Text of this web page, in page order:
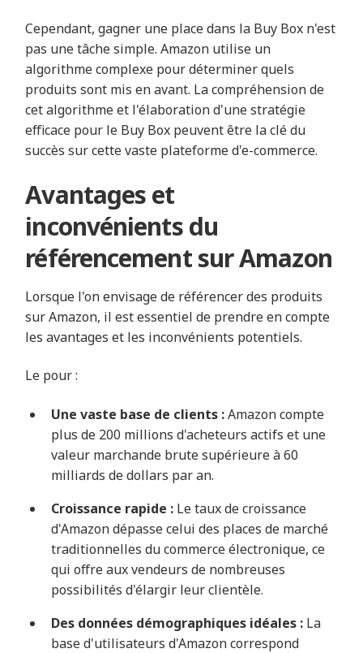
Cependant, gagner une place dans la Buy Box n'est
pas une tâche simple. Amazon utilise un
algorithme complexe pour déterminer quels
produits sont mis en avant. La compréhension de
cet algorithme et l'élaboration d'une stratégie
efficace pour le Buy Box peuvent être la clé du
succès sur cette vaste plateforme d'e-commerce.
Avantages et
inconvénients du
référencement sur Amazon
Lorsque l'on envisage de référencer des produits
sur Amazon, il est essentiel de prendre en compte
les avantages et les inconvénients potentiels.
Le pour :
Une vaste base de clients :Amazon compte
plus de 200 millions d'acheteurs actifs et une
valeur marchande brute supérieure à 60
milliards de dollars par an.
Croissance rapide : Le taux de croissance
d'Amazon dépasse celui des places de marché
traditionnelles du commerce électronique, ce
qui offre aux vendeurs de nombreuses
possibilités d'élargir leur clientèle.
Des données démographiques idéales : La
base d'utilisateurs d'Amazon correspond